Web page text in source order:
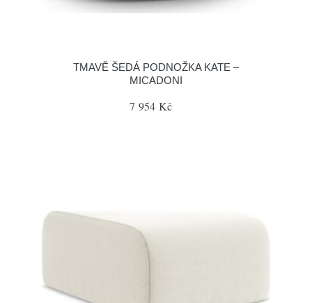
TMAVĚ ŠEDÁ PODNOŽKA KATE –
MICADONI
7 954 Kč